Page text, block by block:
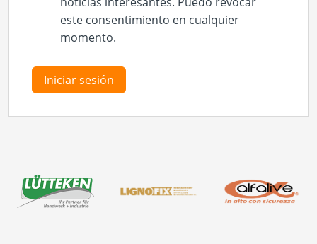
este consentimiento en cualquier
momento.